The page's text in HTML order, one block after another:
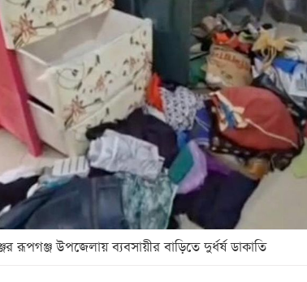
রূপগঞ্জ উপজেলায় ব্যবসায়ীর বাড়িতে দুর্ধর্ষ ডাকাতি